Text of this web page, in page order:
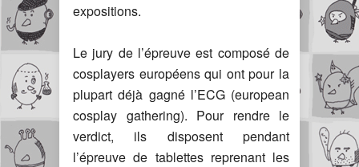
expositions.
Le jury de l’épreuve est composé de
cosplayers européens qui ont pour la
plupart déjà gagné l’ECG (european
cosplay gathering). Pour rendre le
verdict, ils disposent pendant
l’épreuve de tablettes reprenant les